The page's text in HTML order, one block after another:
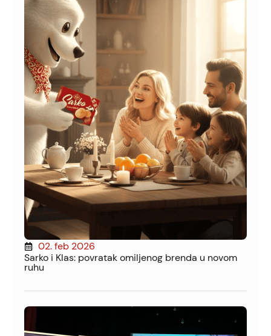
02. feb 2026
Sarko i Klas: povratak omiljenog brenda u novom
ruhu